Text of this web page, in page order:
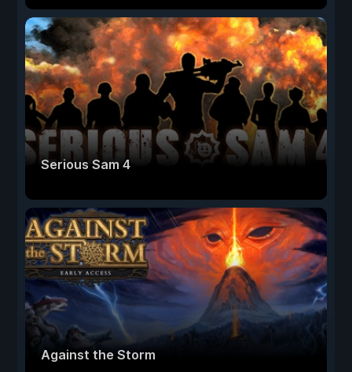
Serious Sam 4
Against the Storm